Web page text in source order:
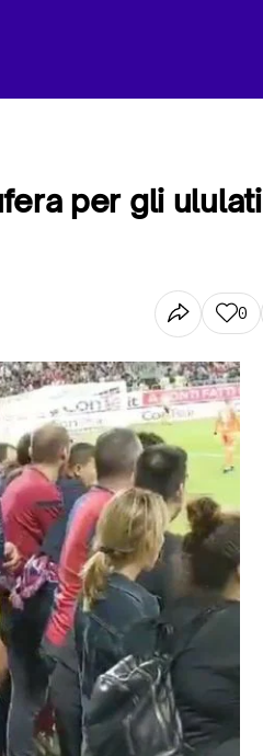
per gli ululati
0